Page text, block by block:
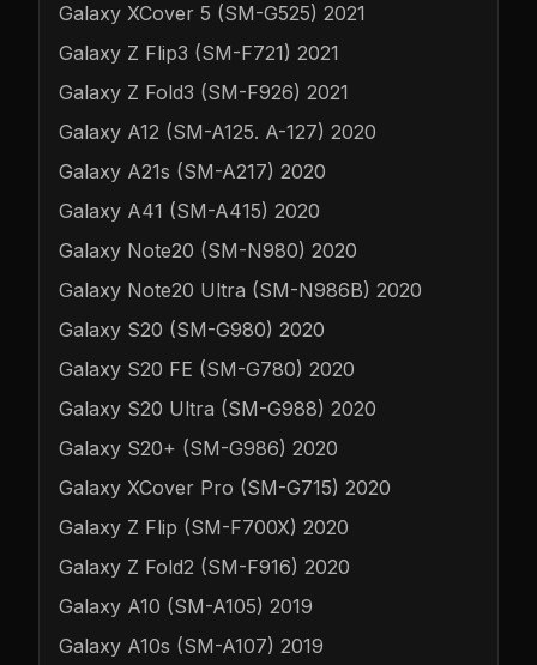
Galaxy XCover 5 (SM-G525) 2021
Galaxy Z Flip3 (SM-F721) 2021
Galaxy Z Fold3 (SM-F926) 2021
Galaxy A12 (SM-A125. A-127) 2020
Galaxy A21s (SM-A217) 2020
Galaxy A41 (SM-A415) 2020
Galaxy Note20 (SM-N980) 2020
Galaxy Note20 Ultra (SM-N986B) 2020
Galaxy S20 (SM-G980) 2020
Galaxy S20 FE (SM-G780) 2020
Galaxy S20 Ultra (SM-G988) 2020
Galaxy S20+ (SM-G986) 2020
Galaxy XCover Pro (SM-G715) 2020
Galaxy Z Flip (SM-F700X) 2020
Galaxy Z Fold2 (SM-F916) 2020
Galaxy A10 (SM-A105) 2019
Galaxy A10s (SM-A107) 2019